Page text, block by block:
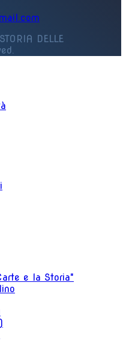
DELLE
e la Storia"